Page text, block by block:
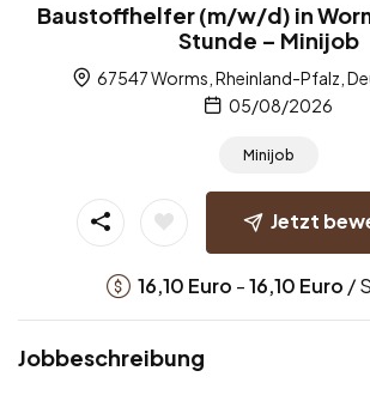
Baustoffhelfer (m/w/d) in
Stunde – Minijob
67547 Worms, Rheinland-Pfalz,
05/08/2026
Minijob
Jetzt
16,10 Euro -16,10 Euro /
Jobbeschreibung